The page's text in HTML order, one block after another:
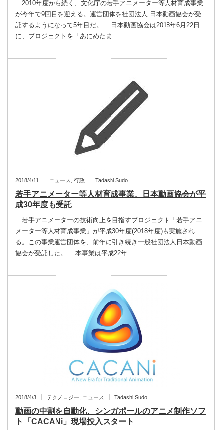
2010年度から続く、文化庁の若手アニメーター等人材育成事業
が今年で9回目を迎える。運営団体を社団法人 日本動画協会が受
託するようになって5年目だ。 日本動画協会は2018年6月22日
に、プロジェクトを「あにめたま…
2018/4/11 ニュース 行政 Tadashi Sudo
若手アニメーター等人材育成事業、日本動画協会が平
成30年度も受託
若手アニメーターの技術向上を目指すプロジェクト「若手アニ
メーター等人材育成事業」が平成30年度(2018年度)も実施され
る。この事業運営団体を、前年に引き続き一般社団法人日本動画
協会が受託した。 本事業は平成22年…
2018/4/3 テクノロジー ニュース Tadashi Sudo
動画の中割を自動化、シンガポールのアニメ制作ソフ
ト「CACANi」現場投入スタート